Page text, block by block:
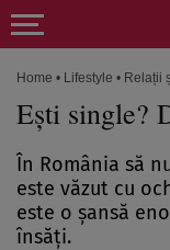
Home • Lifestyle • Relații
Ești single?
În România să
este văzut cu
este o șansă
însăți.